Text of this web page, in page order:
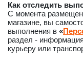
Как отследить
С момента
магазине, вы
выполнения в «
раздел -
курьеру или